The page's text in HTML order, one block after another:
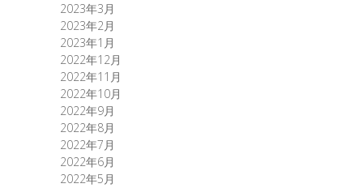
2023年3月
2023年2月
2023年1月
2022年12月
2022年11月
2022年10月
2022年9月
2022年8月
2022年7月
2022年6月
2022年5月